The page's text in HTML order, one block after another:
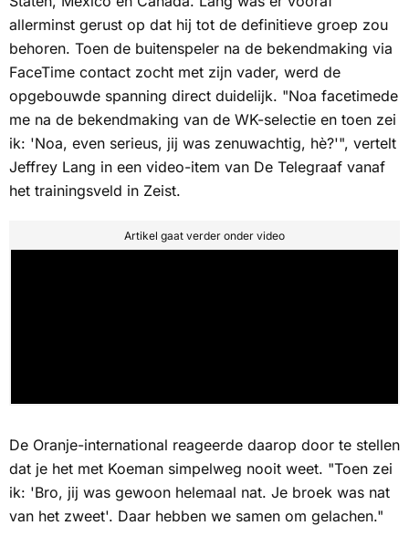
allerminst gerust op dat hij tot de definitieve groep zou
behoren. Toen de buitenspeler na de bekendmaking via
FaceTime contact zocht met zijn vader, werd de
opgebouwde spanning direct duidelijk. "Noa facetimede
me na de bekendmaking van de WK-selectie en toen zei
ik: 'Noa, even serieus, jij was zenuwachtig, hè?'", vertelt
Jeffrey Lang in een video-item van De Telegraaf vanaf
het trainingsveld in Zeist.
Artikel gaat verder onder video
De Oranje-international reageerde daarop door te stellen
dat je het met Koeman simpelweg nooit weet. "Toen zei
ik: 'Bro, jij was gewoon helemaal nat. Je broek was nat
van het zweet'. Daar hebben we samen om gelachen."